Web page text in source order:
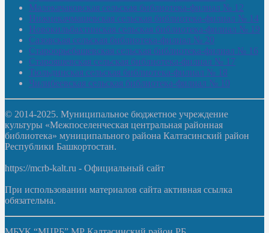
Малокачаковская сельская библиотека-филиал № 12
Нижнекачмашевская сельская библиотека-филиал № 14
Новокильбахтинская сельская библиотека-филиал № 19
Сазовская сельская библиотека-филиал № 20
Староорьебашевская сельская библиотека-филиал № 16
Старояшевская сельская библиотека-филиал № 17
Тюльдинская сельская библиотека-филиал № 18
Чилибеевская сельская библиотека-филиал № 10
© 2014-2025. Муниципальное бюджетное учреждение
культуры «Межпоселенческая центральная районная
библиотека» муниципального района Калтасинский район
Республики Башкортостан.
https://mcrb-kalt.ru - Официальный сайт
При использовании материалов сайта активная ссылка
обязательна.